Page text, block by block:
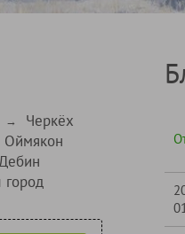
→ Черкёх
Оймякон